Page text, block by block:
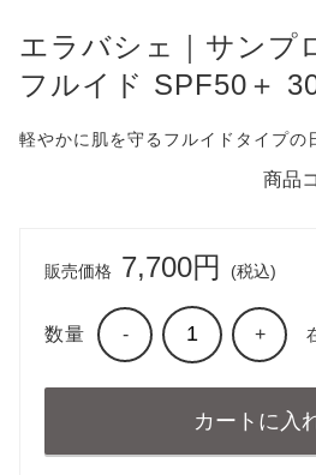
エラバシェ｜サンプ
フルイド SPF50＋
軽やかに肌を守るフルイドタイプの
商品
販売価格 7,700円 (税込)
数量 - +